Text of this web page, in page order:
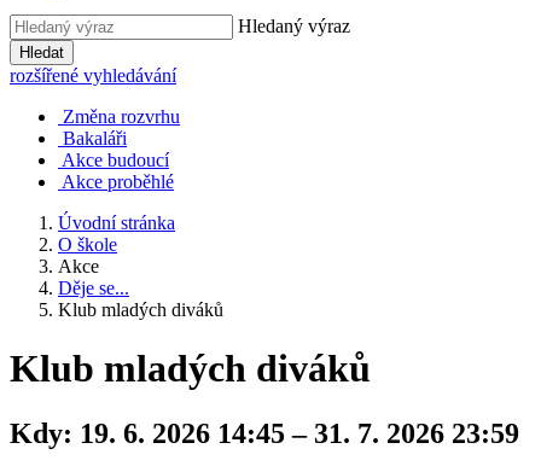
Hledaný výraz
Hledat
rozšířené vyhledávání
Změna rozvrhu
Bakaláři
Akce budoucí
Akce proběhlé
Úvodní stránka
O škole
Akce
Děje se...
Klub mladých diváků
Klub mladých diváků
Kdy: 19. 6. 2026 14:45 – 31. 7. 2026 23:59